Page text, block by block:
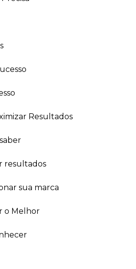
Resultados
resultados
sua marca
o Melhor